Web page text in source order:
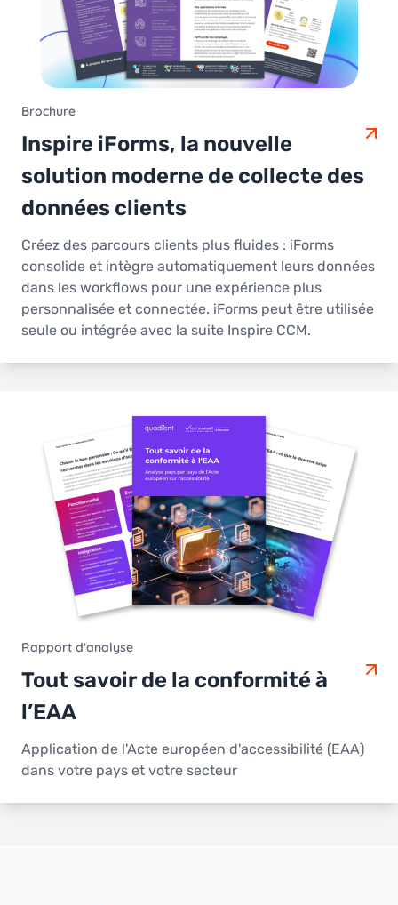
Brochure
Inspire iForms, la nouvelle
solution moderne de collecte des
données clients
Créez des parcours clients plus fluides : iForms
consolide et intègre automatiquement leurs données
dans les workflows pour une expérience plus
personnalisée et connectée. iForms peut être utilisée
seule ou intégrée avec la suite Inspire CCM.
Rapport d'analyse
Tout savoir de la conformité à
l’EAA
Application de l'Acte européen d'accessibilité (EAA)
dans votre pays et votre secteur